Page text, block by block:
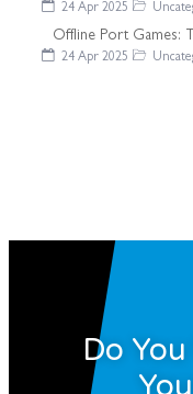
24 Apr 2025
Offline Port Games:
24 Apr 2025
Do